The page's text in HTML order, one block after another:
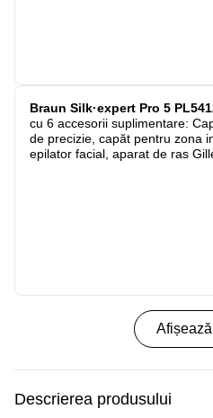
Braun Silk·expert Pro 5
cu 6 accesorii suplimentare:
de precizie, capăt pentru zona
epilator facial, aparat de ras
Descrierea produsului